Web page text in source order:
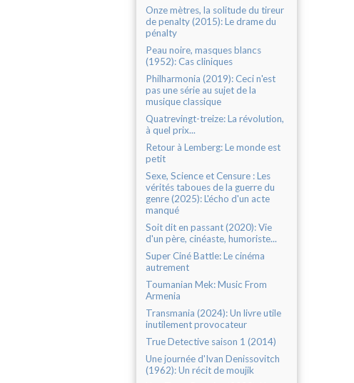
Onze mètres, la solitude du tireur
de penalty (2015): Le drame du
pénalty
Peau noire, masques blancs
(1952): Cas cliniques
Philharmonia (2019): Ceci n'est
pas une série au sujet de la
musique classique
Quatrevingt-treize: La révolution,
à quel prix...
Retour à Lemberg: Le monde est
petit
Sexe, Science et Censure : Les
vérités taboues de la guerre du
genre (2025): L'écho d'un acte
manqué
Soit dit en passant (2020): Vie
d'un père, cinéaste, humoriste...
Super Ciné Battle: Le cinéma
autrement
Toumanian Mek: Music From
Armenia
Transmania (2024): Un livre utile
inutilement provocateur
True Detective saison 1 (2014)
Une journée d'Ivan Denissovitch
(1962): Un récit de moujik